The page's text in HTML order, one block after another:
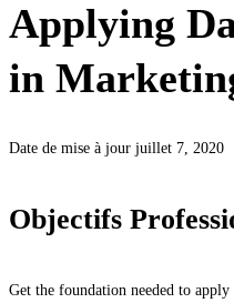
Applying
in
Date de mise à jour juillet 7, 2020
Objectifs
Get the foundation needed to